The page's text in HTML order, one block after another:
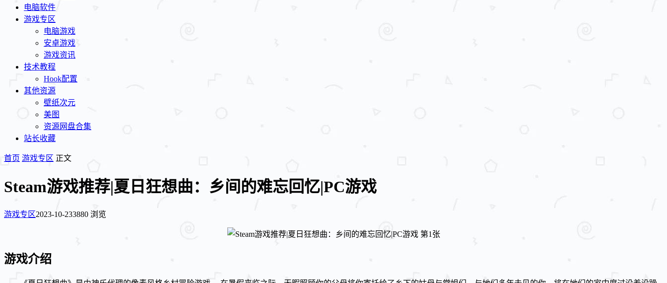
电脑软件
游戏专区
电脑游戏
安卓游戏
游戏资讯
技术教程
Hook配置
其他资源
壁纸次元
美图
资源网盘合集
站长收藏
首页 游戏专区 正文
Steam游戏推荐|夏日狂想曲：乡间的难忘回忆|PC游戏
游戏专区2023-10-233880 浏览
游戏介绍